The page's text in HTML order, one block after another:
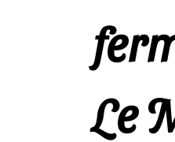
Le